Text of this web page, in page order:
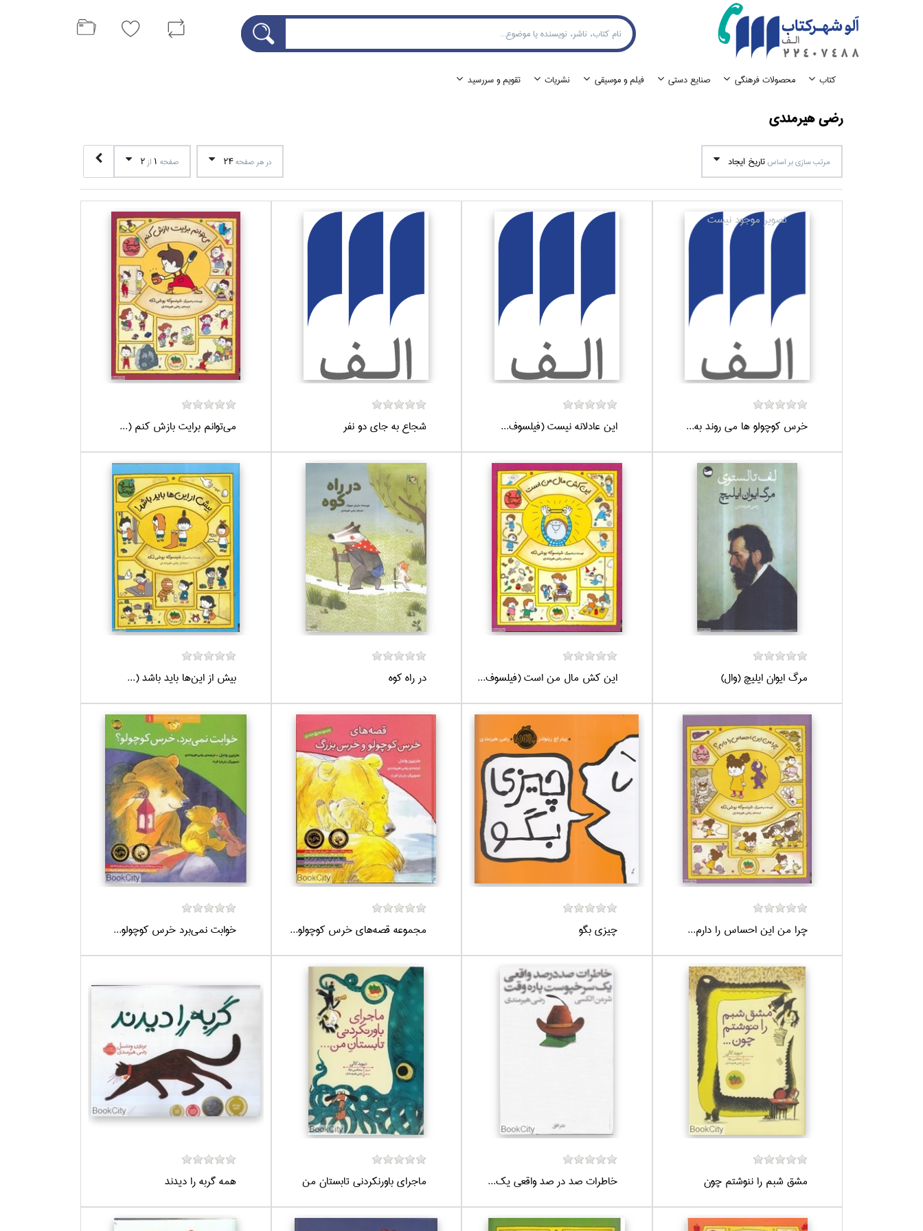
كتاب محصولات فرهنگي صنايع دستي فيلم و موسيقي نشريات تقويم و سررسيد
رضي هيرمندي
مرتب سازي بر اساس تاريخ ايجاد در هر صفحه24 صفحه 1 از 2
خرس كوچولو ها مي روند به... اين عادلانه نيست (فيلسوف... شجاع به‌ جاي دو نفر مي‌توانم برايت بازش كنم (...
مرگ ايوان ايليچ (وال) اين كش مال من است (فيلسوف... در راه كوه بيش از اين‌ها بايد باشد (...
چرا من اين احساس را دارم... چيزي بگو مجموعه قصه‌هاي خرس كوچولو... خوابت نمي‌برد خرس كوچولو...
مشق شبم را ننوشتم چون خاطرات صد در صد واقعي يك... ماجراي باورنكردني تابستان من همه گربه را ديدند